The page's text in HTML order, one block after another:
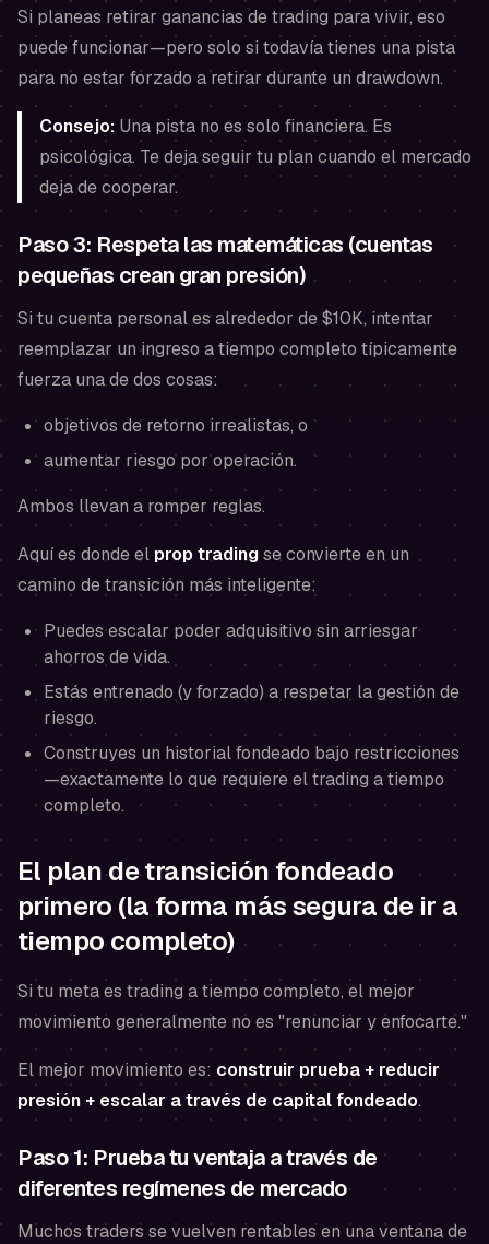
Si planeas retirar ganancias de trading para vivir, eso
puede funcionar—pero solo si todavía tienes una pista
para no estar forzado a retirar durante un drawdown.
Consejo: Una pista no es solo financiera. Es
psicológica. Te deja seguir tu plan cuando el mercado
deja de cooperar.
Paso 3: Respeta las matemáticas (cuentas
pequeñas crean gran presión)
Si tu cuenta personal es alrededor de $10K, intentar
reemplazar un ingreso a tiempo completo típicamente
fuerza una de dos cosas:
objetivos de retorno irrealistas, o
aumentar riesgo por operación.
Ambos llevan a romper reglas.
Aquí es donde el prop tradingse convierte en un
camino de transición más inteligente:
Puedes escalar poder adquisitivo sin arriesgar
ahorros de vida.
Estás entrenado (y forzado) a respetar la gestión de
riesgo.
Construyes un historial fondeado bajo restricciones
—exactamente lo que requiere el trading a tiempo
completo.
El plan de transición fondeado
primero (la forma más segura de ir a
tiempo completo)
Si tu meta es trading a tiempo completo, el mejor
movimiento generalmente no es "renunciar y enfocarte."
El mejor movimiento es: construir prueba + reducir
presión + escalar a través de capital fondeado.
Paso 1: Prueba tu ventaja a través de
diferentes regímenes de mercado
Muchos traders se vuelven rentables en una ventana de